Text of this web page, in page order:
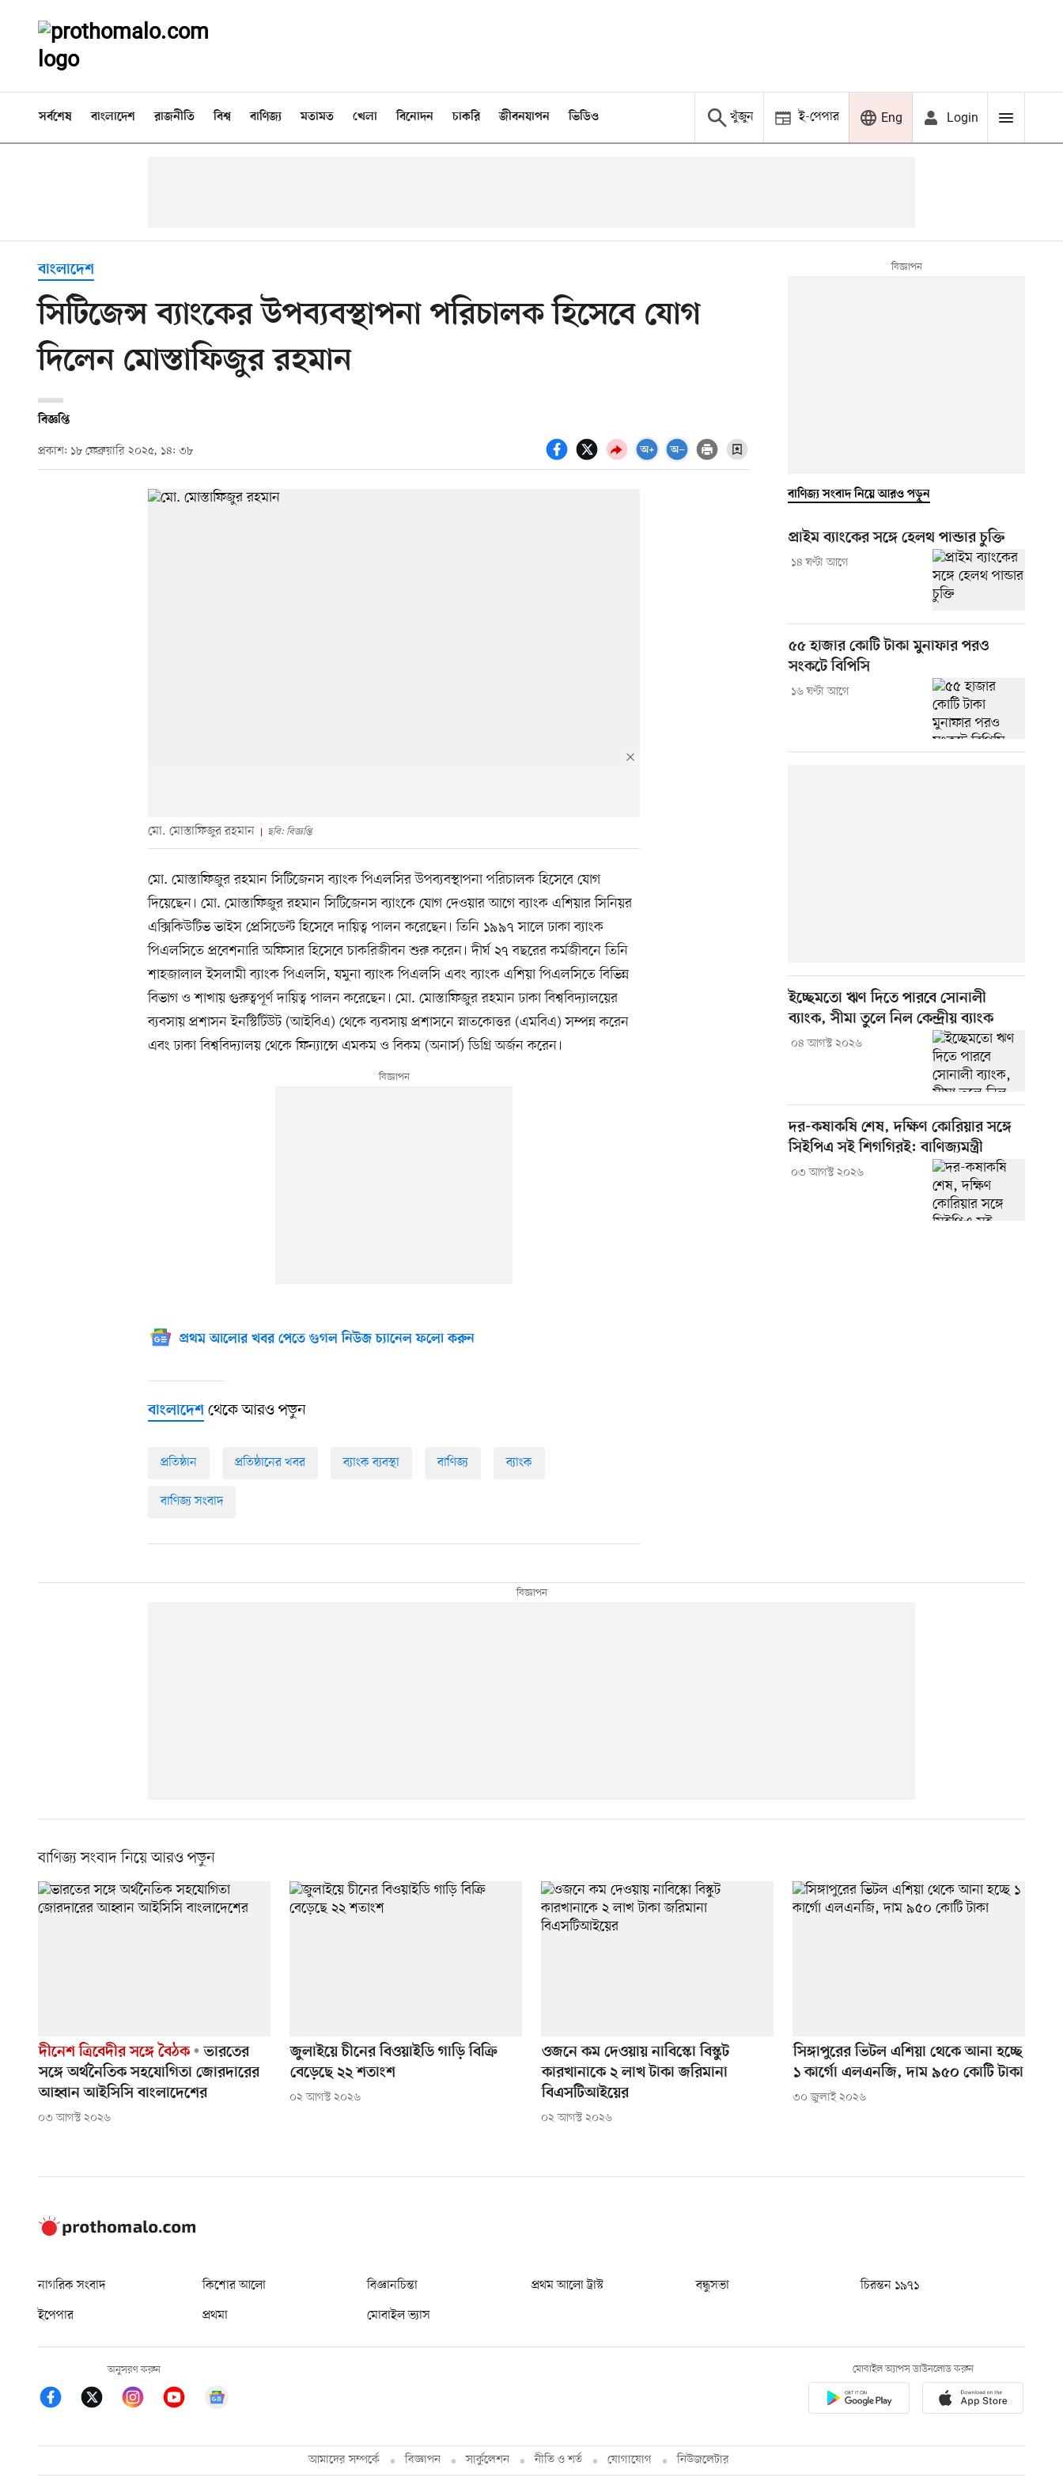
সর্বশেষ বাংলাদেশ রাজনীতি বিশ্ব বাণিজ্য মতামত খেলা বিনোদন চাকরি জীবনযাপন ভিডিও খুঁজুন ই-পেপার Eng Login
বাংলাদেশ
সিটিজেন্স ব্যাংকের উপব্যবস্থাপনা পরিচালক হিসেবে যোগ
দিলেন মোস্তাফিজুর রহমান
বিজ্ঞপ্তি
প্রকাশ: ১৮ ফেব্রুয়ারি ২০২৫, ১৪: ৩৮
মো. মোস্তাফিজুর রহমান ছবি: বিজ্ঞপ্তি
মো. মোস্তাফিজুর রহমান সিটিজেনস ব্যাংক পিএলসির উপব্যবস্থাপনা পরিচালক হিসেবে যোগ
দিয়েছেন। মো. মোস্তাফিজুর রহমান সিটিজেনস ব্যাংকে যোগ দেওয়ার আগে ব্যাংক এশিয়ার সিনিয়র
এক্সিকিউটিভ ভাইস প্রেসিডেন্ট হিসেবে দায়িত্ব পালন করেছেন। তিনি ১৯৯৭ সালে ঢাকা ব্যাংক
পিএলসিতে প্রবেশনারি অফিসার হিসেবে চাকরিজীবন শুরু করেন। দীর্ঘ ২৭ বছরের কর্মজীবনে তিনি
শাহজালাল ইসলামী ব্যাংক পিএলসি, যমুনা ব্যাংক পিএলসি এবং ব্যাংক এশিয়া পিএলসিতে বিভিন্ন
বিভাগ ও শাখায় গুরুত্বপূর্ণ দায়িত্ব পালন করেছেন। মো. মোস্তাফিজুর রহমান ঢাকা বিশ্ববিদ্যালয়ের
ব্যবসায় প্রশাসন ইনস্টিটিউট (আইবিএ) থেকে ব্যবসায় প্রশাসনে স্নাতকোত্তর (এমবিএ) সম্পন্ন করেন
এবং ঢাকা বিশ্ববিদ্যালয় থেকে ফিন্যান্সে এমকম ও বিকম (অনার্স) ডিগ্রি অর্জন করেন।
প্রথম আলোর খবর পেতে গুগল নিউজ চ্যানেল ফলো করুন
বাংলাদেশ থেকে আরও পড়ুন
প্রতিষ্ঠান প্রতিষ্ঠানের খবর ব্যাংক ব্যবস্থা বাণিজ্য ব্যাংক
বাণিজ্য সংবাদ
বাণিজ্য সংবাদ নিয়ে আরও পড়ুন
প্রাইম ব্যাংকের সঙ্গে হেলথ পান্ডার চুক্তি
১৪ ঘণ্টা আগে
৫৫ হাজার কোটি টাকা মুনাফার পরও
সংকটে বিপিসি
১৬ ঘণ্টা আগে
ইচ্ছেমতো ঋণ দিতে পারবে সোনালী
ব্যাংক, সীমা তুলে নিল কেন্দ্রীয় ব্যাংক
০৪ আগস্ট ২০২৬
দর-কষাকষি শেষ, দক্ষিণ কোরিয়ার সঙ্গে
সিইপিএ সই শিগগিরই: বাণিজ্যমন্ত্রী
০৩ আগস্ট ২০২৬
বাণিজ্য সংবাদ নিয়ে আরও পড়ুন
দীনেশ ত্রিবেদীর সঙ্গে বৈঠক
ভারতের
সঙ্গে অর্থনৈতিক সহযোগিতা জোরদারের
আহ্বান আইসিসি বাংলাদেশের
০৩ আগস্ট ২০২৬
জুলাইয়ে চীনের বিওয়াইডি গাড়ি বিক্রি
বেড়েছে ২২ শতাংশ
০২ আগস্ট ২০২৬
ওজনে কম দেওয়ায় নাবিস্কো বিস্কুট
কারখানাকে ২ লাখ টাকা জরিমানা
বিএসটিআইয়ের
০২ আগস্ট ২০২৬
সিঙ্গাপুরের ভিটল এশিয়া থেকে আনা হচ্ছে
১ কার্গো এলএনজি, দাম ৯৫০ কোটি টাকা
৩০ জুলাই ২০২৬
নাগরিক সংবাদ কিশোর আলো বিজ্ঞানচিন্তা প্রথম আলো ট্রাস্ট বন্ধুসভা
চিরন্তন ১৯৭১
ইপেপার
প্রথমা মোবাইল ভ্যাস
অনুসরণ করুন মোবাইল অ্যাপস ডাউনলোড করুন
আমাদের সম্পর্কে বিজ্ঞাপন সার্কুলেশন নীতি ও শর্ত যোগাযোগ নিউজলেটার